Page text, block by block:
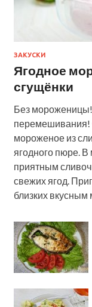
ЗАКУСКИ
Ягодное
сгущёнки
Без мороженицы!
перемешивания!
мороженое из
ягодного пюре.
приятным
свежих ягод.
близких